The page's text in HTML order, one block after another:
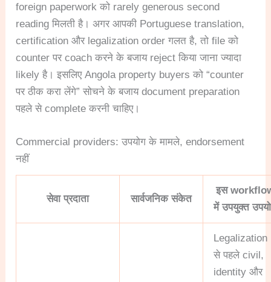
foreign paperwork को rarely generous second
reading मिलती है। अगर आपकी Portuguese translation,
certification और legalization order गलत है, तो file को
counter पर coach करने के बजाय reject किया जाना ज्यादा
likely है। इसलिए Angola property buyers को “counter
पर ठीक करा लेंगे” सोचने के बजाय document preparation
पहले से complete करनी चाहिए।
Commercial providers: उपयोग के मामले, endorsement
नहीं
सेवा प्रदाता सार्वजनिक संकेत
इस
में उपयुक्त
Legalization
से पहले civil,
identity और